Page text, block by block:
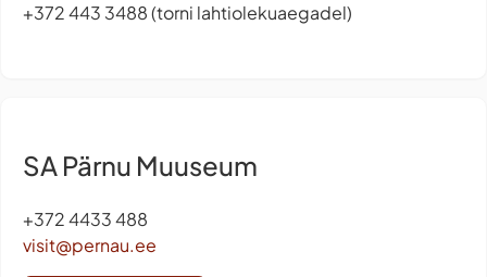
+372 443 3488 (torni lahtiolekuaegadel)
SA Pärnu Muuseum
+372 4433 488
visit@pernau.ee